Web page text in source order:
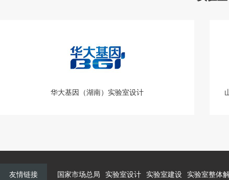
华大基因（湖南）实验室设计
友情链接 国家市场总局 实验室设计 实验室建设 实验室整体